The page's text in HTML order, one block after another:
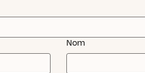
Nom